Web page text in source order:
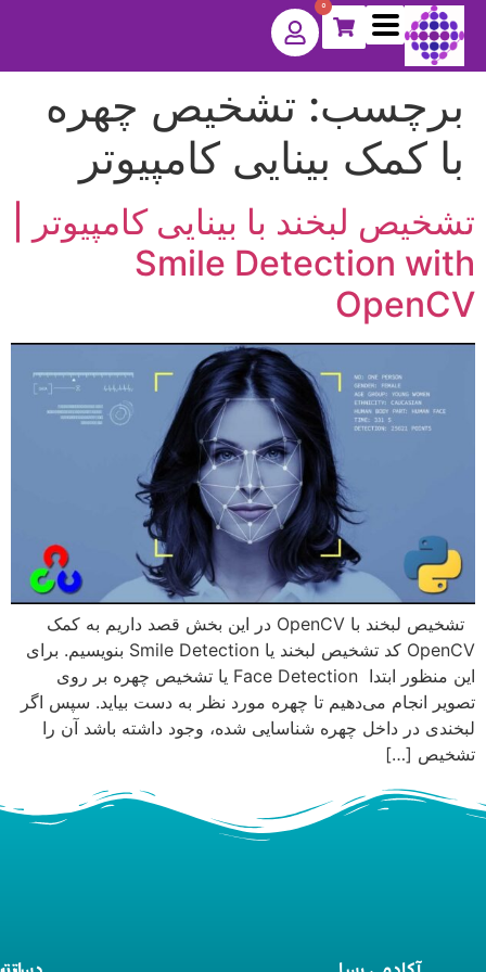
0
برچسب: تشخیص چهره
با کمک بینایی کامپیوتر
تشخیص لبخند با بینایی کامپیوتر |
Smile Detection with
OpenCV
تشخیص لبخند با OpenCV در این بخش قصد داریم به کمک
OpenCV کد تشخیص لبخند یا Smile Detection بنویسیم. برای
این منظور ابتدا Face Detection یا تشخیص چهره بر روی
تصویر انجام می‌دهیم تا چهره مورد نظر به دست بیاید. سپس اگر
لبخندی در داخل چهره شناسایی شده، وجود داشته باشد آن را
تشخیص […]